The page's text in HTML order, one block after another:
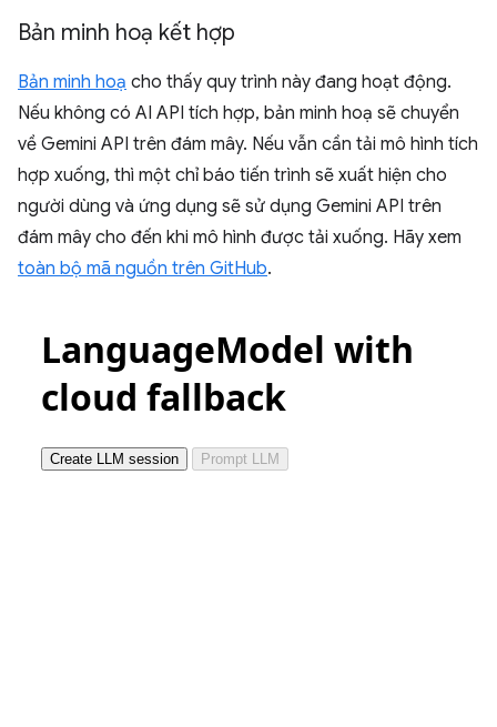
Bản minh hoạ kết hợp
Bản minh hoạ cho thấy quy trình này đang hoạt động.
Nếu không có AI API tích hợp, bản minh hoạ sẽ chuyển
về Gemini API trên đám mây. Nếu vẫn cần tải mô hình tích
hợp xuống, thì một chỉ báo tiến trình sẽ xuất hiện cho
người dùng và ứng dụng sẽ sử dụng Gemini API trên
đám mây cho đến khi mô hình được tải xuống. Hãy xem
toàn bộ mã nguồn trên GitHub.